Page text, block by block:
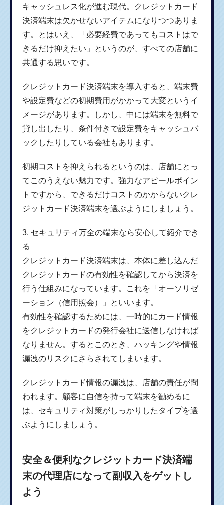
キャッシュレス化が進む現代。クレジットカード
決済端末は欠かせないアイテムになりつつありま
す。とはいえ、「必要経費であってもコストはで
きるだけ抑えたい」というのが、すべての店舗に
共通する思いです。
クレジットカード決済端末を導入すると、端末費
や設定費などの初期費用がかかって大変というイ
メージがあります。しかし、中には端末を無料で
貸し出したり、条件付きで設定費をキャッシュバ
ックしたりしている会社もあります。
初期コストを抑えられるというのは、店舗にとっ
てこのうえない魅力です。強力なアピールポイン
トですから、できるだけコストのかからないクレ
ジットカード決済端末を選ぶようにしましょう。
3. セキュリティ万全の端末なら安心して紹介でき
る
クレジットカード決済端末は、本体に差し込んだ
クレジットカードの有効性を確認してから決済を
行う仕組みになっています。これを「オーソリゼ
ーション（信用照会）」といいます。
有効性を確認するためには、一時的にカード情報
をクレジットカードの発行会社に送信しなければ
なりません。するとこのとき、ハッキングや情報
漏洩のリスクにさらされてしまいます。
クレジットカード情報の漏洩は、店舗の責任が問
われます。顧客に自信を持って端末を勧めるに
は、セキュリティ対策がしっかりしたタイプを選
ぶようにしましょう。
安全＆便利なクレジットカード決済端
末の代理店になって副収入をゲットし
よう